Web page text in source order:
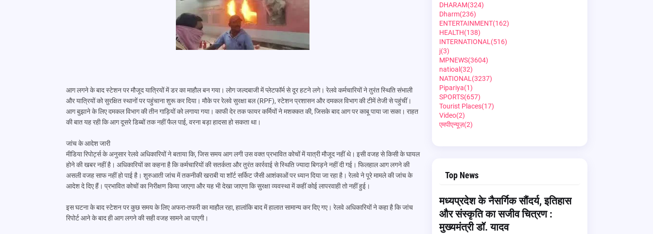
आग लगने के बाद स्टेशन पर मौजूद यात्रियों में डर का माहौल बन गया। लोग जल्दबाजी में प्लेटफॉर्म से दूर हटने लगे। रेलवे कर्मचारियों ने तुरंत स्थिति संभाली
और यात्रियों को सुरक्षित स्थानों पर पहुंचाना शुरू कर दिया। मौके पर रेलवे सुरक्षा बल (RPF), स्टेशन प्रशासन और दमकल विभाग की टीमें तेजी से पहुंचीं।
आग बुझाने के लिए दमकल विभाग की तीन गाड़ियों को लगाया गया। काफी देर तक फायर कर्मियों ने मशक्कत की, जिसके बाद आग पर काबू पाया जा सका। राहत
की बात यह रही कि आग दूसरे डिब्बों तक नहीं फैल पाई, वरना बड़ा हादसा हो सकता था।
जांच के आदेश जारी
मीडिया रिपोर्ट्स के अनुसार रेलवे अधिकारियों ने बताया कि, जिस समय आग लगी उस वक्त प्रभावित कोचों में यात्री मौजूद नहीं थे। इसी वजह से किसी के घायल
होने की खबर नहीं है। अधिकारियों का कहना है कि कर्मचारियों की सतर्कता और तुरंत कार्रवाई से स्थिति ज्यादा बिगड़ने नहीं दी गई। फिलहाल आग लगने की
असली वजह साफ नहीं हो पाई है। शुरुआती जांच में तकनीकी खराबी या शॉर्ट सर्किट जैसी आशंकाओं पर ध्यान दिया जा रहा है। रेलवे ने पूरे मामले की जांच के
आदेश दे दिए हैं। प्रभावित कोचों का निरीक्षण किया जाएगा और यह भी देखा जाएगा कि सुरक्षा व्यवस्था में कहीं कोई लापरवाही तो नहीं हुई।
इस घटना के बाद स्टेशन पर कुछ समय के लिए अफरा-तफरी का माहौल रहा, हालांकि बाद में हालात सामान्य कर दिए गए। रेलवे अधिकारियों ने कहा है कि जांच
रिपोर्ट आने के बाद ही आग लगने की सही वजह सामने आ पाएगी।
DHARAM(324)
Dharm(236)
ENTERTAINMENT(162)
HEALTH(138)
INTERNATIONAL (516)
j(3)
MPNEWS(3604)
natioal (32)
NATIONAL (3237)
Pipariya(1)
SPORTS(657)
Tourist Places(17)
Video(2)
एमपीएन्यूज़(2)
Top News
मध्यप्रदेश के नैसर्गिक सौंदर्य, इतिहास
और संस्कृति का सजीव चित्रण :
मुख्यमंत्री डॉ. यादव